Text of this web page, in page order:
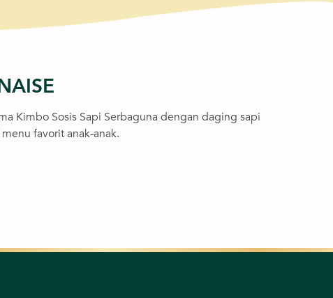
Kimbo Sosis Sapi Serbaguna dengan daging sapi
favorit anak-anak.